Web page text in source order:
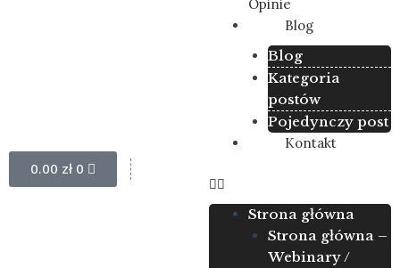
0.00 zł 0
Wózek
Opinie
Blog
Blog
Kategoria
postów
Pojedynczy post
Kontakt
Strona główna
Strona główna –
Webinary /